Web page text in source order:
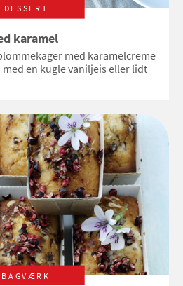
DESSERT
karamel
med karamelcreme
med en kugle vaniljeis eller lidt
BAGVÆRK